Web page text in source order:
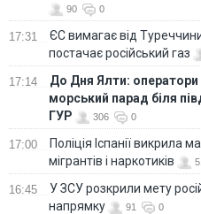
90 0
17:31
ЄС вимагає від
постачає російський газ
17:14
До Дня Ялти: оператори
морський парад біля
ГУР
306 0
17:00
Поліція Іспанії
мігрантів і наркотиків
16:45
У ЗСУ розкрили мету
напрямку
91 0